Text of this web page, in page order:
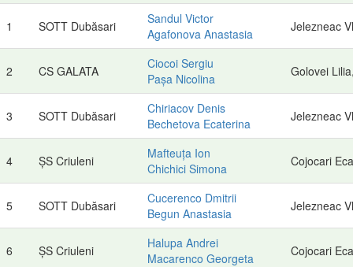
1 SOTT Dubăsari
Sandul Victor
Agafonova Anastasia
Jelezneac
2 CS GALATA
Ciocoi Sergiu
Pașa Nicolina
Golovei
3 SOTT Dubăsari
Chiriacov Denis
Bechetova Ecaterina
Jelezneac
4 ȘS Criuleni
Mafteuța Ion
Chichici Simona
Cojocari
5 SOTT Dubăsari
Cucerenco Dmitrii
Begun Anastasia
Jelezneac
6 ȘS Criuleni
Halupa Andrei
Macarenco Georgeta
Cojocari